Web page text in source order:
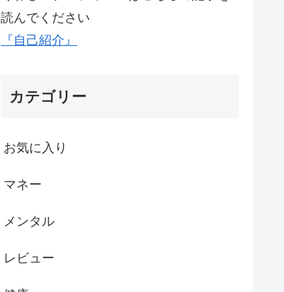
読んでください
『自己紹介』
カテゴリー
お気に入り
マネー
メンタル
レビュー